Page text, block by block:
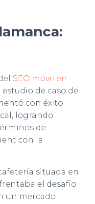
SEO móvil en
de caso de
con éxito
logrando
de
con la
situada en
el desafío
un mercado